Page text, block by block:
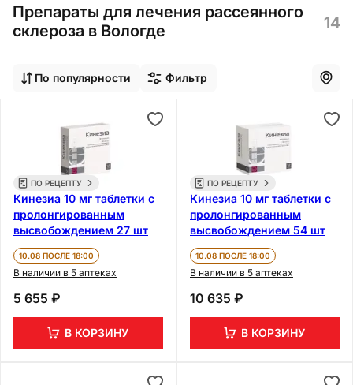
Препараты для лечения рассеянного
склероза в Вологде
14
По популярности Фильтр
ПО РЕЦЕПТУ
Кинезиа 10 мг таблетки с
пролонгированным
высвобождением 27 шт
10.08 ПОСЛЕ 18:00
В наличии в 5 аптеках
5 655 ₽
В КОРЗИНУ
ПО РЕЦЕПТУ
Кинезиа 10 мг таблетки с
пролонгированным
высвобождением 54 шт
10.08 ПОСЛЕ 18:00
В наличии в 5 аптеках
10 635 ₽
В КОРЗИНУ